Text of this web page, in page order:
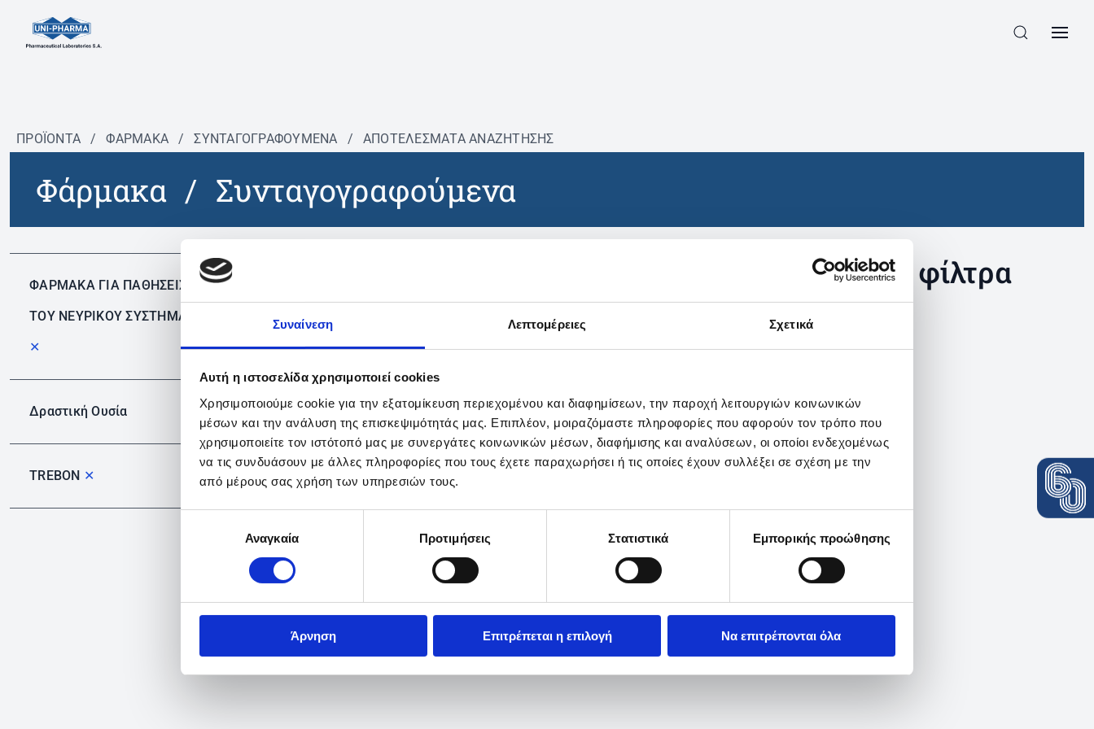
Συναίνεση Λεπτομέρειες Σχετικά
Αυτή η ιστοσελίδα χρησιμοποιεί cookies
Χρησιμοποιούμε cookie για την εξατομίκευση περιεχομένου και διαφημίσεων, την παροχή λειτουργιών κοινωνικών
μέσων και την ανάλυση της επισκεψιμότητάς μας. Επιπλέον, μοιραζόμαστε πληροφορίες που αφορούν τον τρόπο που
χρησιμοποιείτε τον ιστότοπό μας με συνεργάτες κοινωνικών μέσων, διαφήμισης και αναλύσεων, οι οποίοι ενδεχομένως
να τις συνδυάσουν με άλλες πληροφορίες που τους έχετε παραχωρήσει ή τις οποίες έχουν συλλέξει σε σχέση με την
από μέρους σας χρήση των υπηρεσιών τους.
συγκατάθεσηςΑναγκαία Προτιμήσεις Στατιστικά Εμπορικής προώθησης
Άρνηση Επιτρέπεται η επιλογή Να επιτρέπονται όλα
ΠΡΟΪΟΝΤΑ / ΦΆΡΜΑΚΑ / ΣΥΝΤΑΓΟΓΡΑΦΟΎΜΕΝΑ / ΑΠΟΤΕΛΕΣΜΑΤΑ ΑΝΑΖΗΤΗΣΗΣ
Φάρμακα / Συνταγογραφούμενα
ΦΑΡΜΑΚΑ ΓΙΑ ΠΑΘΗΣΕΙΣ
ΤΟΥ ΝΕΥΡΙΚΟΥ ΣΥΣΤΗΜΑΤΟΣ
✕
Δραστική Ουσία
TREBON ✕
Δεν βρέθηκαν προϊόντα με τα συγκεκριμένα φίλτρα